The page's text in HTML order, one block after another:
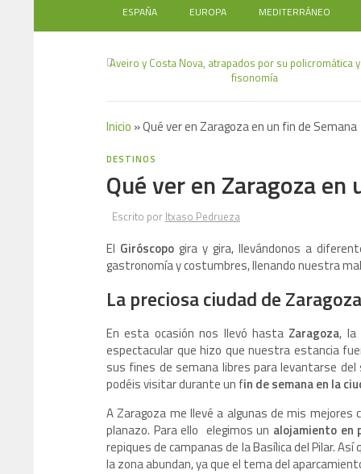
ESPAÑA EUROPA MEDITERRÁNEO
Aveiro y Costa Nova, atrapados por su policromática
fisonomía
Inicio »Qué ver en Zaragoza en un fin de Semana
DESTINOS
Qué ver en Zaragoza en
Escrito por Itxaso Pedrueza
El Giróscopo gira y gira, llevándonos a
gastronomía y costumbres, llenando nuestra
La preciosa ciudad de Zaragoza
En esta ocasión nos llevó hasta Zaragoza, la
espectacular que hizo que nuestra estancia
sus fines de semana libres para levantarse
podéis visitar durante un fin de semana en la
A Zaragoza me llevé a algunas de mis mejores
planazo. Para ello elegimos un alojamiento en
repiques de campanas de la Basílica del Pilar.
la zona abundan, ya que el tema del